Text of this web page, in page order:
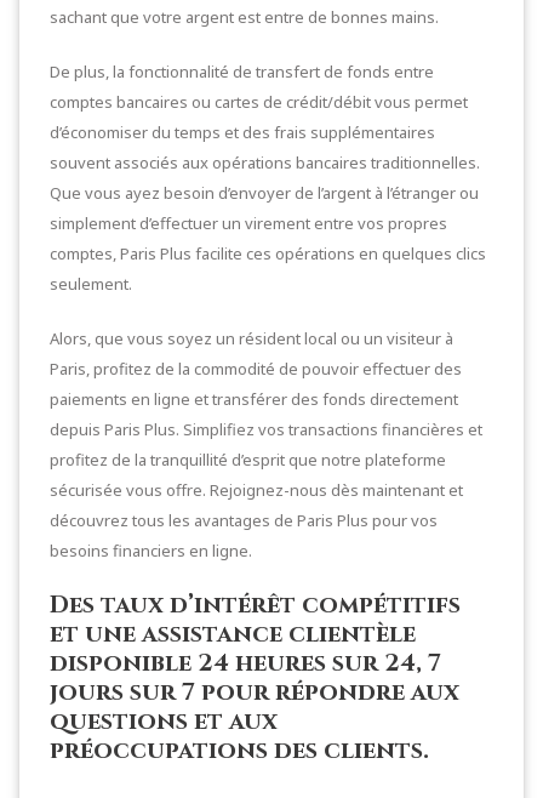
sachant que votre argent est entre de bonnes mains.
De plus, la fonctionnalité de transfert de fonds entre
comptes bancaires ou cartes de crédit/débit vous permet
d’économiser du temps et des frais supplémentaires
souvent associés aux opérations bancaires traditionnelles.
Que vous ayez besoin d’envoyer de l’argent à l’étranger ou
simplement d’effectuer un virement entre vos propres
comptes, Paris Plus facilite ces opérations en quelques clics
seulement.
Alors, que vous soyez un résident local ou un visiteur à
Paris, profitez de la commodité de pouvoir effectuer des
paiements en ligne et transférer des fonds directement
depuis Paris Plus. Simplifiez vos transactions financières et
profitez de la tranquillité d’esprit que notre plateforme
sécurisée vous offre. Rejoignez-nous dès maintenant et
découvrez tous les avantages de Paris Plus pour vos
besoins financiers en ligne.
Des taux d’intérêt compétitifs
et une assistance clientèle
disponible 24 heures sur 24, 7
jours sur 7 pour répondre aux
questions et aux
préoccupations des clients.